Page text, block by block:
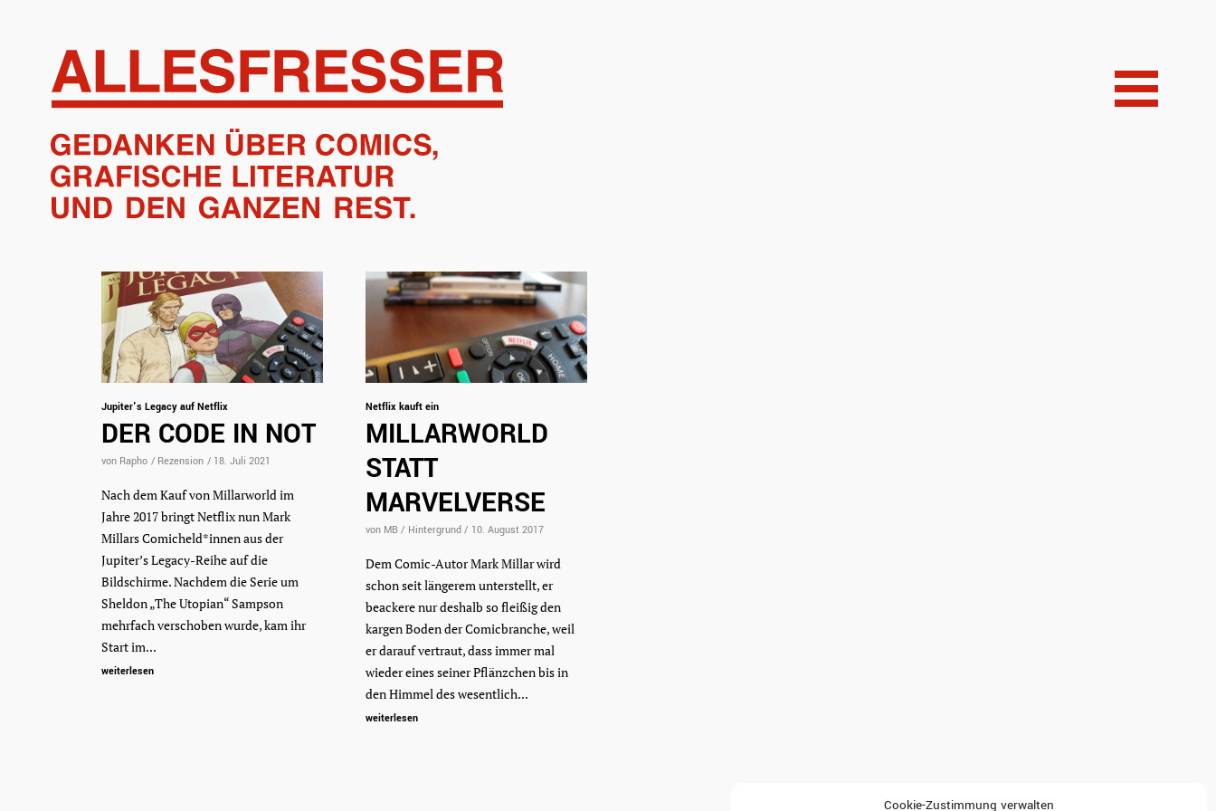
Cookie-Zustimmung verwalten
Jupiter's Legacy auf Netflix
DER CODE IN NOT
von Rapho / Rezension / 18. Juli 2021
Nach dem Kauf von Millarworld im
Jahre 2017 bringt Netflix nun Mark
Millars Comicheld*innen aus der
Jupiter’s Legacy-Reihe auf die
Bildschirme. Nachdem die Serie um
Sheldon „The Utopian“ Sampson
mehrfach verschoben wurde, kam ihr
Start im...
weiterlesen
Netflix kauft ein
MILLARWORLD
STATT
MARVELVERSE
von MB / Hintergrund / 10. August 2017
Dem Comic-Autor Mark Millar wird
schon seit längerem unterstellt, er
beackere nur deshalb so fleißig den
kargen Boden der Comicbranche, weil
er darauf vertraut, dass immer mal
wieder eines seiner Pflänzchen bis in
den Himmel des wesentlich...
weiterlesen